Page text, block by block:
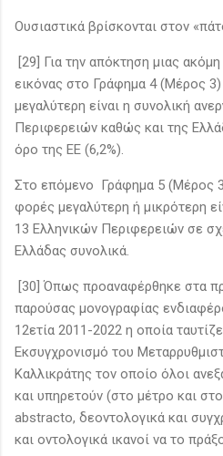
Ουσιαστικά βρίσκονται στον
[29] Για την απόκτηση μιας
εικόνας στο Γράφημα 4 (Μέρος
μεγαλύτερη είναι η συνολική
Περιφερειών καθώς και της
όρο της ΕΕ (6,2%).
Στο επόμενο Γράφημα 5 (Μέρος
φορές μεγαλύτερη ή μικρότερη
13 Ελληνικών Περιφερειών σε
Ελλάδας συνολικά.
[30] Όπως προαναφέρθηκε στα
παρούσας μονογραφίας
12ετία 2011-2022 η οποία
Εκσυγχρονισμό του
Καλλικράτης τον οποίο όλοι
και υπηρετούν (στο μέτρο και
abstracto, δεοντολογικά και
και οντολογικά ικανοί να το